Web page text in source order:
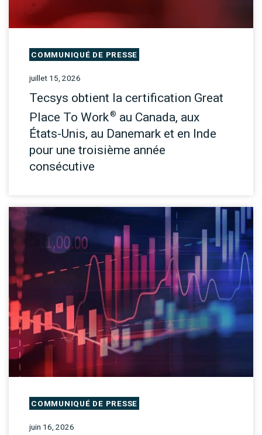
COMMUNIQUÉ DE PRESSE
juillet 15, 2026
Tecsys obtient la certification Great
Place To Work® au Canada, aux
États-Unis, au Danemark et en Inde
pour une troisième année
consécutive
COMMUNIQUÉ DE PRESSE
juin 16, 2026